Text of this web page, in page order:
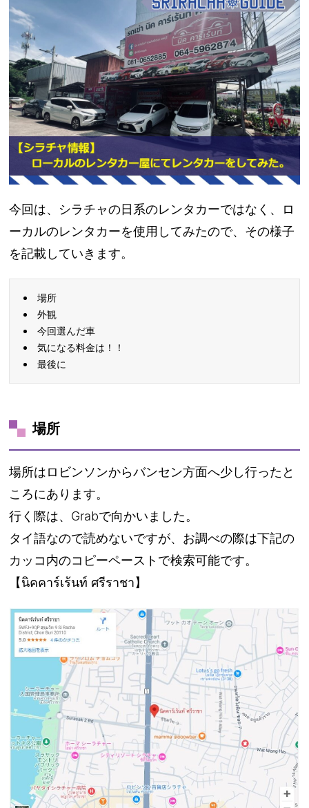
今回は、シラチャの日系のレンタカーではなく、ロ
ーカルのレンタカーを使用してみたので、その様子
を記載していきます。
場所
外観
今回選んだ車
気になる料金は！！
最後に
場所
場所はロビンソンからバンセン方面へ少し行ったと
ころにあります。
行く際は、Grabで向かいました。
タイ語なので読めないですが、お調べの際は下記の
カッコ内のコピーペーストで検索可能です。
【นิคคาร์เร้นท์ ศรีราชา】